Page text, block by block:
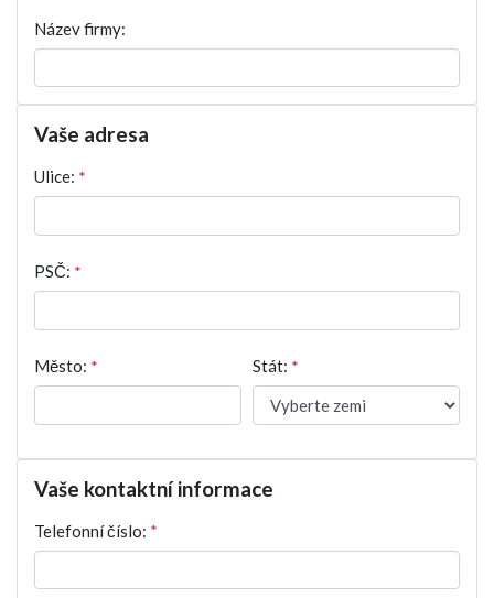
Název firmy:
Vaše adresa
Ulice: *
PSČ: *
Město: * Stát: *
Vaše kontaktní informace
Telefonní číslo: *